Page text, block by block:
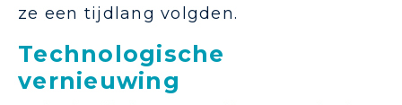
ze een tijdlang volgden.
Technologische
vernieuwing